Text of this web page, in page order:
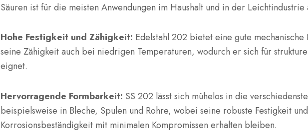
Säuren ist für die meisten Anwendungen im Haushalt und in der Leichtindustrie
Hohe Festigkeit und Zähigkeit: Edelstahl 202 bietet eine gute mechanische
seine Zähigkeit auch bei niedrigen Temperaturen, wodurch er sich für
eignet.
Hervorragende Formbarkeit: SS 202 lässt sich mühelos in die
beispielsweise in Bleche, Spulen und Rohre, wobei seine robuste Festigkeit und
Korrosionsbeständigkeit mit minimalen Kompromissen erhalten bleiben.